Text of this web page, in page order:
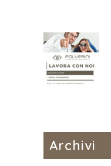
Archivi